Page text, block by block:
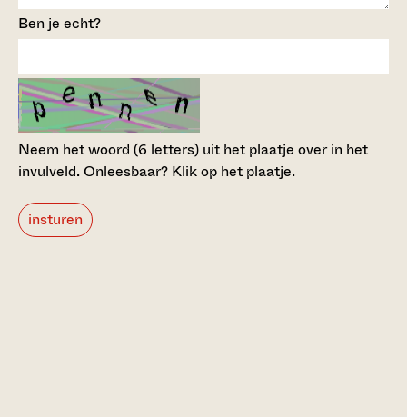
Ben je echt?
Neem het woord (6 letters) uit het plaatje over in het
invulveld.Onleesbaar? Klik op het plaatje.
insturen